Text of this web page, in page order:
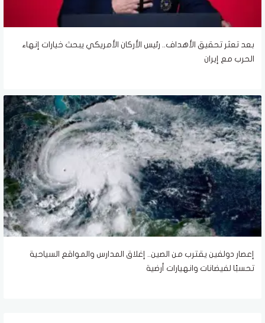
بعد تعثر تحقيق الأهداف.. رئيس الأركان الأمريكي يبحث خيارات إنهاء
الحرب مع إيران
إعصار دولفين يقترب من الصين.. إغلاق المدارس والمواقع السياحية
تحسبًا لفيضانات وانهيارات أرضية